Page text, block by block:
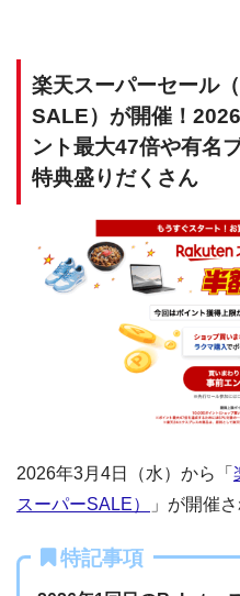
楽天スーパーセール
SALE）が開催！
ント最大47倍や有名
特典盛りだくさん
2026年3月4日（水）から「
スーパーSALE）
」が開催さ
特記事項